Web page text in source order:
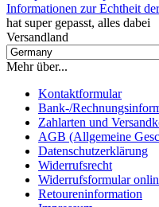
Informationen zur Echtheit
hat super gepasst, alles dabei
Versandland
Mehr über...
Kontaktformular
Bank-/
Zahlarten und
AGB (Allgemeine
Datenschutzerklärung
Widerrufsrecht
Widerrufsformular
Retoureninformation